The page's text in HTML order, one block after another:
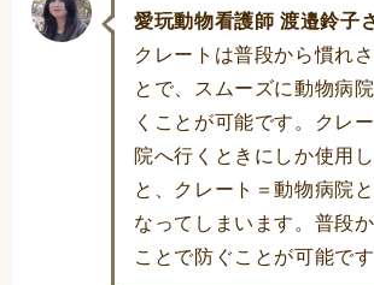
愛玩動物看護師 渡邉鈴子
クレートは普段から慣れ
とで、スムーズに動物病
くことが可能です。クレ
院へ行くときにしか使用
と、クレート＝動物病院
なってしまいます。普段
ことで防ぐことが可能です